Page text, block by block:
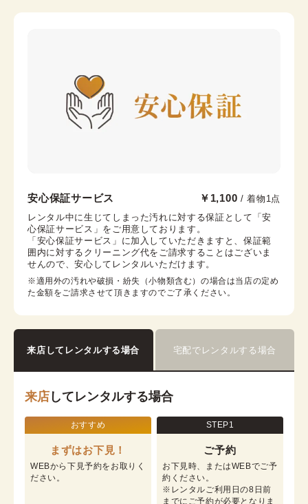
埼玉県川越市新富町1-9-4 米山ビル1F
営業時間： 09:00~ 17:00
着付け最終受付時間：16:00
返却締め切り時間：16:30
安心保証サービス ￥1,100 / 着物1点
レンタル中に生じてしまった汚れに対する保証として「安
心保証サービス」をご用意しております。
「安心保証サービス」に加入していただきますと、保証範
囲内に対するクリーニング代をご請求することはございま
せんので、安心してレンタルいただけます。
※適用外の汚れや破損・紛失（小物類含む）の場合は当店の定め
た金額をご請求させて頂きますのでご了承ください。
来店してレンタルする場合 宅配でレンタルする場合
来店 してレンタルする場合
おすすめ
まずはお下見！
WEBから下見予約をお取りく
ださい。
STEP1
ご予約
お下見時、またはWEBでご予
約ください。
※レンタルご利用日の8日前
までにご予約が必要となりま